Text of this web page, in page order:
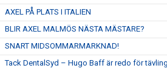
AXEL PÅ PLATS I ITALIEN
BLIR AXEL MALMÖS NÄSTA MÄSTARE?
SNART MIDSOMMARMARKNAD!
Tack DentalSyd – Hugo Baff är redo för